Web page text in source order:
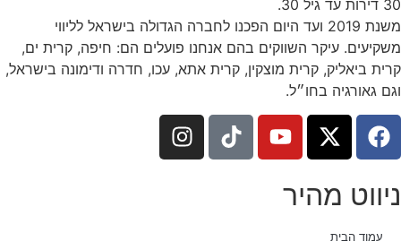
30 דירות עד גיל 30.
משנת 2019 ועד היום הפכנו לחברה הגדולה בישראל לליווי
משקיעים. עיקר השווקים בהם אנחנו פועלים הם: חיפה, קרית ים,
קרית ביאליק, קרית מוצקין, קרית אתא, עכו, חדרה ודימונה בישראל,
וגם גאורגיה בחו״ל.
ניווט מהיר
עמוד הבית